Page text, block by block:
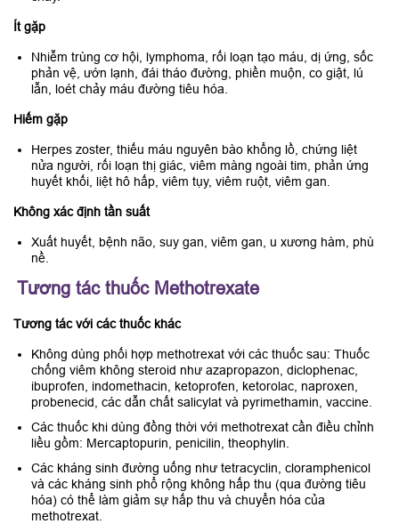
Ít gặp
Nhiễm trùng cơ hội, lymphoma, rối loạn tạo máu, dị ứng, sốc
phản vệ, ướn lạnh, đái tháo đường, phiền muộn, co giật, lú
lẫn, loét chảy máu đường tiêu hóa.
Hiếm gặp
Herpes zoster, thiếu máu nguyên bào khổng lồ, chứng liệt
nửa người, rối loạn thị giác, viêm màng ngoài tim, phản ứng
huyết khối, liệt hô hấp, viêm tụy, viêm ruột, viêm gan.
Không xác định tần suất
Xuất huyết, bệnh não, suy gan, viêm gan, u xương hàm, phù
nề.
Tương tác thuốc Methotrexate
Tương tác với các thuốc khác
Không dùng phối hợp methotrexat với các thuốc sau: Thuốc
chống viêm không steroid như azapropazon, diclophenac,
ibuprofen, indomethacin, ketoprofen, ketorolac, naproxen,
probenecid, các dẫn chất salicylat và pyrimethamin, vaccine.
Các thuốc khi dùng đồng thời với methotrexat cần điều chỉnh
liều gồm: Mercaptopurin, penicilin, theophylin.
Các kháng sinh đường uống như tetracyclin, cloramphenicol
và các kháng sinh phổ rộng không hấp thu (qua đường tiêu
hóa) có thể làm giảm sự hấp thu và chuyển hóa của
methotrexat.